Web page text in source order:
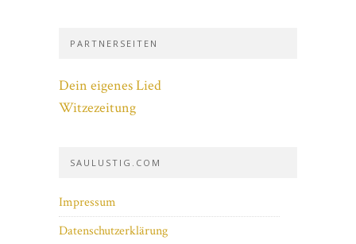
PARTNERSEITEN
Dein eigenes Lied
Witzezeitung
SAULUSTIG.COM
Impressum
Datenschutzerklärung